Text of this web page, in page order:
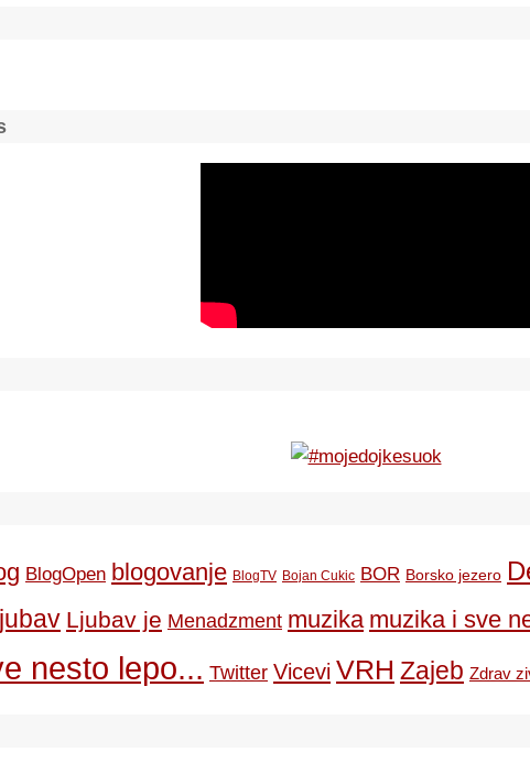
BlogOpen blogovanje BlogTV Bojan Cukic BOR Borsko jezero
Ljubav je Menadzment muzika muzika i sve
nesto lepo... Twitter Vicevi VRH Zajeb Zdrav